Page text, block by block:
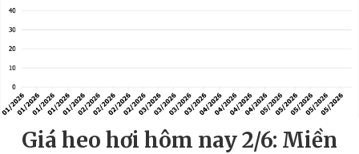
Giá heo hơi hôm nay 2/6: Miền